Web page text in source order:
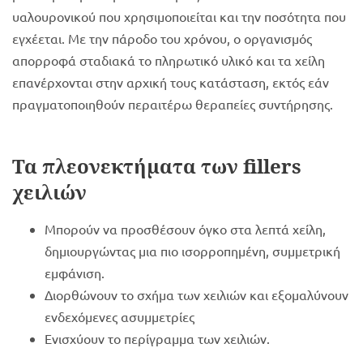
υαλουρονικού που χρησιμοποιείται και την ποσότητα που
εγχέεται. Με την πάροδο του χρόνου, ο οργανισμός
απορροφά σταδιακά το πληρωτικό υλικό και τα χείλη
επανέρχονται στην αρχική τους κατάσταση, εκτός εάν
πραγματοποιηθούν περαιτέρω θεραπείες συντήρησης.
Τα πλεονεκτήματα των fillers
χειλιών
Mπορούν να προσθέσουν όγκο στα λεπτά χείλη,
δημιουργώντας μια πιο ισορροπημένη, συμμετρική
εμφάνιση.
Διορθώνουν το σχήμα των χειλιών και εξομαλύνουν
ενδεχόμενες ασυμμετρίες
Ενισχύουν το περίγραμμα των χειλιών.